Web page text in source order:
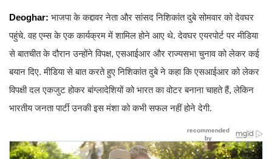
Deoghar: भाजपा के कद्दावर नेता और सांसद निशिकांत दुबे सोमवार को देवघर
पहुंचे. वह एम्स के एक कार्यक्रम में शामिल होने आए थे. देवघर एयरपोर्ट पर मीडिया
से बातचीत के दौरान उन्होंने विपक्ष, एसआईआर और राज्यसभा चुनाव को लेकर कई
बयान दिए. मीडिया से बात करते हुए निशिकांत दुबे ने कहा कि एसआईआर को लेकर
विपक्षी दल एकजुट होकर बांग्लादेशियों को भारत का वोटर बनाना चाहते हैं, लेकिन
भारतीय जनता पार्टी उनकी इस मंशा को कभी सफल नहीं होने देगी.